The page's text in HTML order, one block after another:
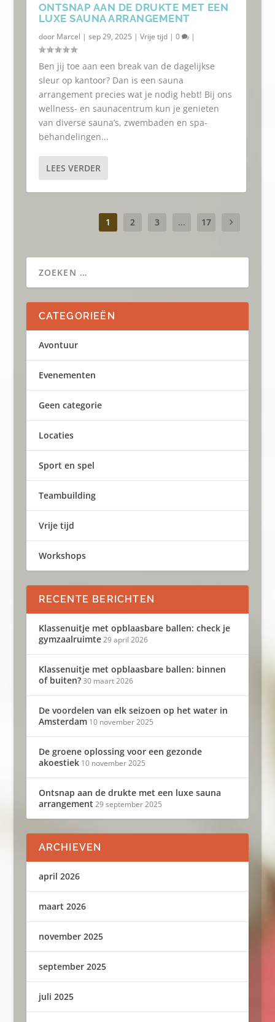
ONTSNAP AAN DE DRUKTE MET EEN
LUXE SAUNA ARRANGEMENT
door Marcel | sep 29, 2025 | Vrije tijd| 0 |
Ben jij toe aan een break van de dagelijkse
sleur op kantoor? Dan is een sauna
arrangement precies wat je nodig hebt! Bij ons
wellness- en saunacentrum kun je genieten
van diverse sauna’s, zwembaden en spa-
behandelingen...
LEES VERDER
1 2 3 ... 17
CATEGORIEËN
Avontuur
Evenementen
Geen categorie
Locaties
Sport en spel
Teambuilding
Vrije tijd
Workshops
RECENTE BERICHTEN
Klassenuitje met opblaasbare ballen: check je
gymzaalruimte 29 april 2026
Klassenuitje met opblaasbare ballen: binnen
of buiten? 30 maart 2026
De voordelen van elk seizoen op het water in
Amsterdam 10 november 2025
De groene oplossing voor een gezonde
akoestiek 10 november 2025
Ontsnap aan de drukte met een luxe sauna
arrangement 29 september 2025
ARCHIEVEN
april 2026
maart 2026
november 2025
september 2025
juli 2025